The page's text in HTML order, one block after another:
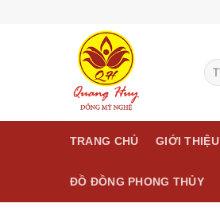
TRANG CHỦ GIỚI THIỆU
ĐỒ ĐỒNG PHONG THỦY